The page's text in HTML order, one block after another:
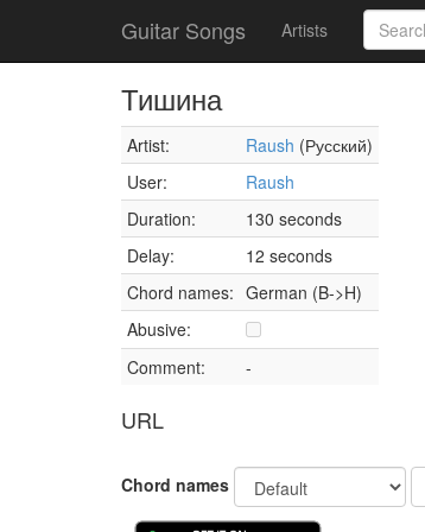
Guitar Songs Artists
Тишина
Artist: Raush (Русский)
User:
Raush
Duration:
130 seconds
Delay:
12 seconds
Chord names: German (B->H)
Abusive:
Comment:
-
URL
Chord names